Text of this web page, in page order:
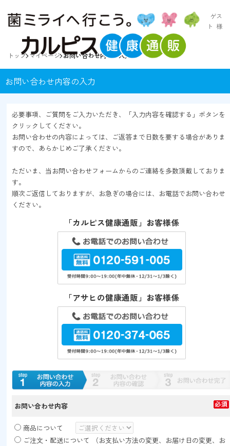
ゲス
ト 様
トップ マイページ お問い合わせ内容の入力
お問い合わせ内容の入力
必要事項、ご質問をご入力いただき、「入力内容を確認する」ボタンを
クリックしてください。
お問い合わせの内容によっては、ご返答まで日数を要する場合がありま
すので、あらかじめご了承ください。
ただいま、当お問い合わせフォームからのご連絡を多数頂戴しておりま
す。
順次ご返信しておりますが、お急ぎの場合には、お電話でお問い合わせ
ください。
「カルピス健康通販」お客様係
「アサヒの健康通販」お客様係
お問い合わせ内容
商品について
ご注文・配送について
（お支払い方法の変更、お届け日の変更、お